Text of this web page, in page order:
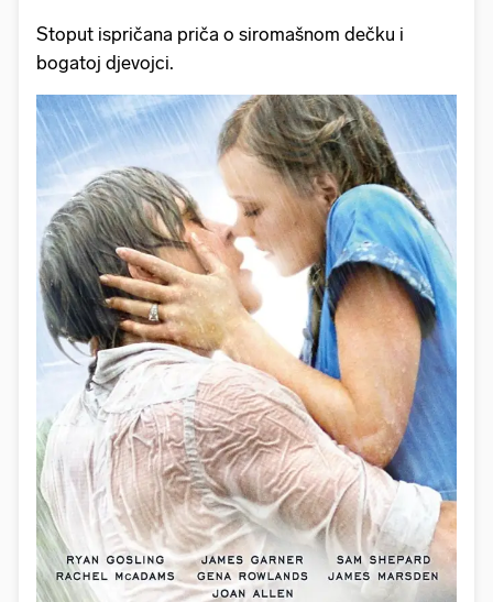
Stoput ispričana priča o siromašnom dečku i
bogatoj djevojci.